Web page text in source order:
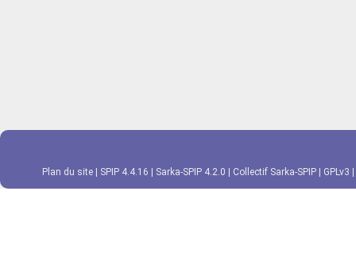
Plan du site SPIP 4.4.16 Sarka-SPIP 4.2.0 Collectif Sarka-SPIP GPLv3